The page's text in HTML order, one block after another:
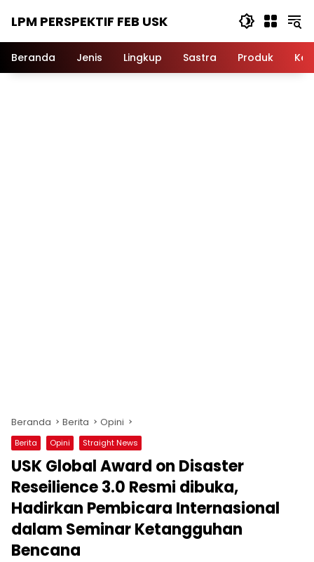
LPM PERSPEKTIF FEB USK
Beranda Jenis Lingkup Sastra Produk
Beranda Berita Opini
Berita Opini Straight News
USK Global Award on Disaster
Reseilience 3.0 Resmi dibuka,
Hadirkan Pembicara Internasional
dalam Seminar Ketangguhan
Bencana